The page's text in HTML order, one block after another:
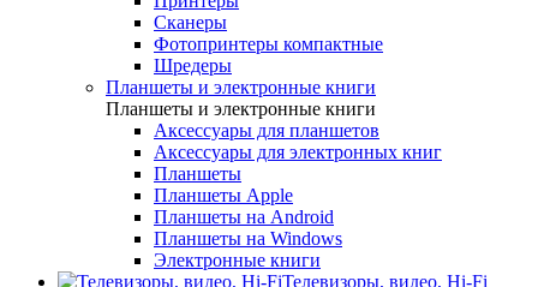
Сканеры
Фотопринтеры компактные
Шредеры
Планшеты и электронные книги
Планшеты и электронные книги
Аксессуары для планшетов
Аксессуары для электронных книг
Планшеты
Планшеты Apple
Планшеты на Android
Планшеты на Windows
Электронные книги
Телевизоры, видео, Hi-Fi